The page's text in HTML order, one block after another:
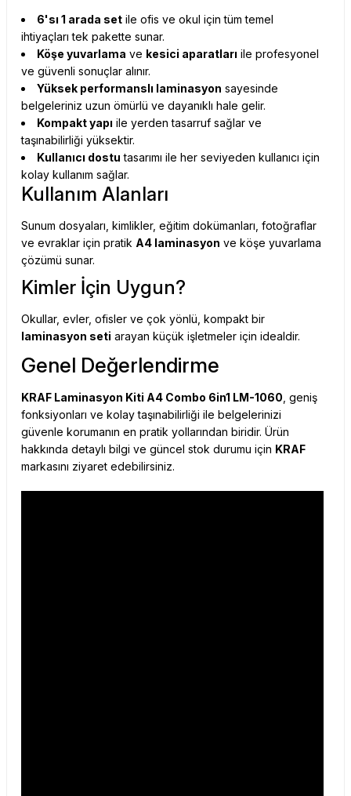
6'sı 1 arada set ile ofis ve okul için tüm temel
ihtiyaçları tek pakette sunar.
Köşe yuvarlama ve kesici aparatları ile profesyonel
ve güvenli sonuçlar alınır.
Yüksek performanslı laminasyon sayesinde
belgeleriniz uzun ömürlü ve dayanıklı hale gelir.
Kompakt yapı ile yerden tasarruf sağlar ve
taşınabilirliği yüksektir.
Kullanıcı dostu tasarımı ile her seviyeden kullanıcı için
kolay kullanım sağlar.
Kullanım Alanları
Sunum dosyaları, kimlikler, eğitim dokümanları, fotoğraflar
ve evraklar için pratik A4 laminasyon ve köşe yuvarlama
çözümü sunar.
Kimler İçin Uygun?
Okullar, evler, ofisler ve çok yönlü, kompakt bir
laminasyon seti arayan küçük işletmeler için idealdir.
Genel Değerlendirme
KRAF Laminasyon Kiti A4 Combo 6in1 LM-1060 , geniş
fonksiyonları ve kolay taşınabilirliği ile belgelerinizi
güvenle korumanın en pratik yollarından biridir. Ürün
hakkında detaylı bilgi ve güncel stok durumu için KRAF
markasını ziyaret edebilirsiniz.